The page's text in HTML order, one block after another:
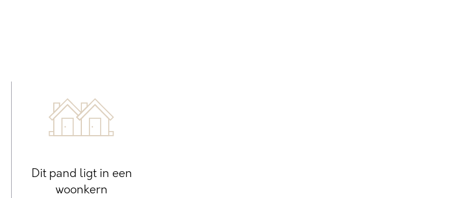
Dit pand ligt in een
woonkern